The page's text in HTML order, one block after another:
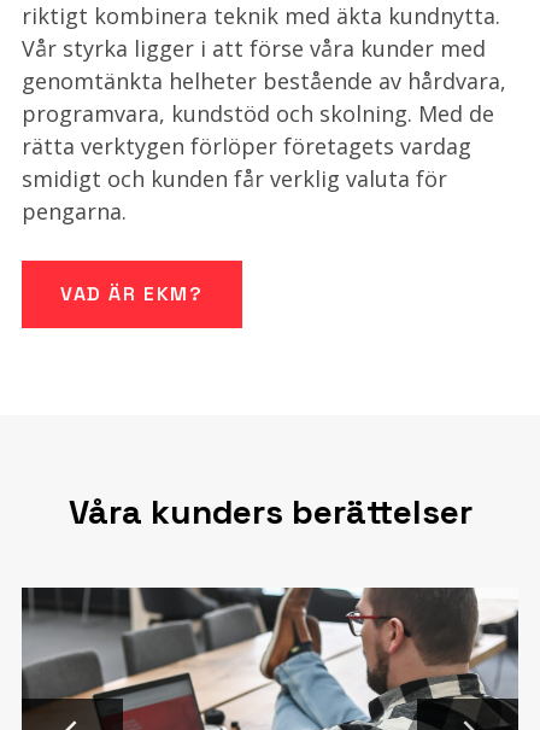
riktigt kombinera teknik med äkta kundnytta.
Vår styrka ligger i att förse våra kunder med
genomtänkta helheter bestående av hårdvara,
programvara, kundstöd och skolning. Med de
rätta verktygen förlöper företagets vardag
smidigt och kunden får verklig valuta för
pengarna.
VAD ÄR EKM?
Våra kunders berättelser